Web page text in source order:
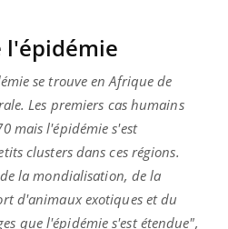
l'épidémie
se trouve en Afrique de
Les premiers cas humains
mais l'épidémie s'est
clusters dans ces régions.
la mondialisation, de la
d'animaux exotiques et du
que l'épidémie s'est étendue",